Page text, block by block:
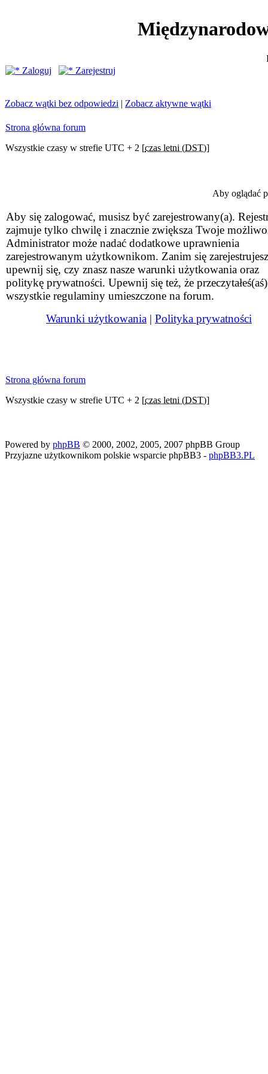
Zaloguj
Zarejestruj
Zobacz wątki bez odpowiedzi | Zobacz aktywne wątki
Strona główna forum
Wszystkie czasy w strefie UTC + 2 [czas letni (DST)]
Aby oglądać
Aby się zalogować, musisz być zarejestrowany(a).
zajmuje tylko chwilę i znacznie zwiększa Twoje
Administrator może nadać dodatkowe uprawnienia
zarejestrowanym użytkownikom. Zanim się
upewnij się, czy znasz nasze warunki użytkowania oraz
politykę prywatności. Upewnij się też, że przeczytałeś(aś)
wszystkie regulaminy umieszczone na forum.
Warunki użytkowania | Polityka prywatności
Strona główna forum
Wszystkie czasy w strefie UTC + 2 [czas letni (DST)]
Powered by phpBB © 2000, 2002, 2005, 2007 phpBB Group
Przyjazne użytkownikom polskie wsparcie phpBB3 - phpBB3.PL